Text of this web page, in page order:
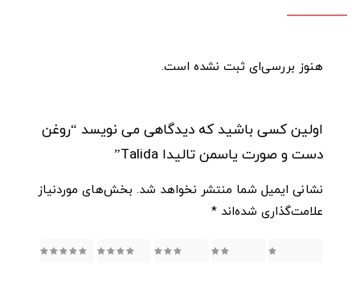
هنوز بررسی‌ای ثبت نشده است.
اولین کسی باشید که دیدگاهی می نویسد “روغن
دست و صورت یاسمن تالیدا Talida”
نشانی ایمیل شما منتشر نخواهد شد. بخش‌های موردنیاز
علامت‌گذاری شده‌اند *
5